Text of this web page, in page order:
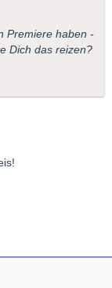
Premiere haben -
Dich das reizen?